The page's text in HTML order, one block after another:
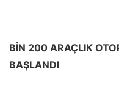
BİN 200 ARAÇLIK
BAŞLANDI